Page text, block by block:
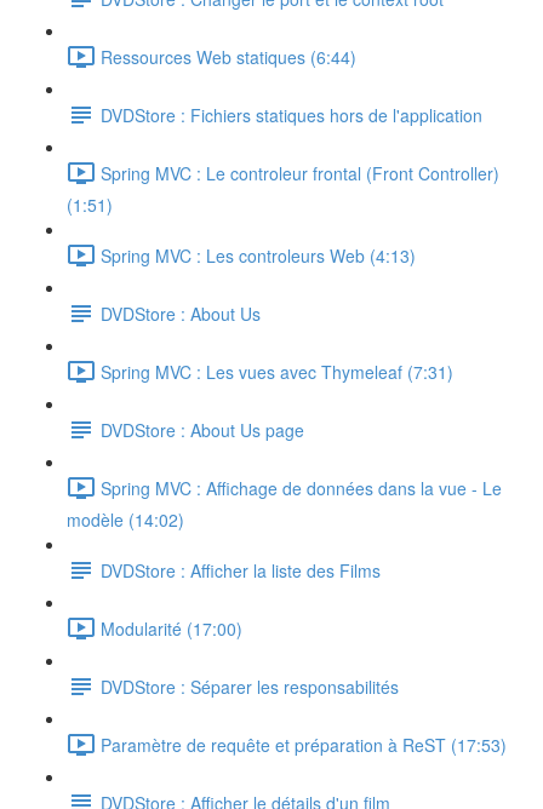
Ressources Web statiques (6:44)
DVDStore : Fichiers statiques hors de l'application
Spring MVC : Le controleur frontal (Front Controller)
(1:51)
Spring MVC : Les controleurs Web (4:13)
DVDStore : About Us
Spring MVC : Les vues avec Thymeleaf (7:31)
DVDStore : About Us page
Spring MVC : Affichage de données dans la vue - Le
modèle (14:02)
DVDStore : Afficher la liste des Films
Modularité (17:00)
DVDStore : Séparer les responsabilités
Paramètre de requête et préparation à ReST (17:53)
DVDStore : Afficher le détails d'un film